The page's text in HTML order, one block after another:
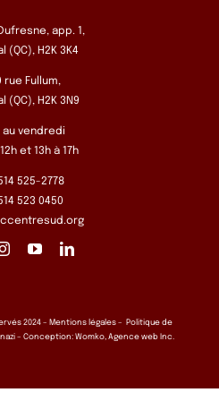
app. 1,
(QC), H2K 3K4
rue Fullum,
(QC), H2K 3N9
au vendredi
et 13h à 17h
525-2778
523 0450
2024 – Mentions légales –
Politique de
– Conception: Womko, Agence web Inc.